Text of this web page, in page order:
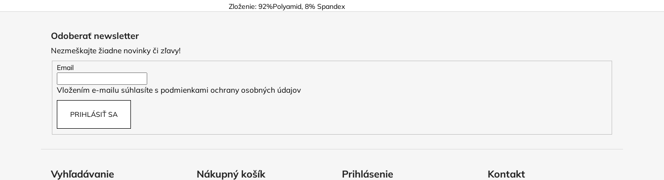
Zloženie: 92%Polyamid, 8% Spandex
Odoberať newsletter
Nezmeškajte žiadne novinky či zľavy!
Email
Vložením e-mailu súhlasíte s podmienkami ochrany osobných údajov
PRIHLÁSIŤ SA
Vyhľadávanie Nákupný košík Prihlásenie Kontakt